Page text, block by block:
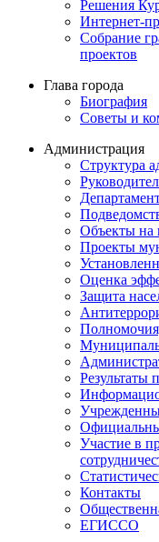
Решения
Интернет-
Собрание
проектов
Глава города
Биография
Советы и
Администрация
Структура
Объекты на
Проекты
Оценка
Защита
Результаты
Участие в
Контакты
ЕГИССО